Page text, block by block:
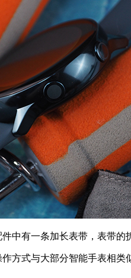
中有一条加长表带，表带的
式与大部分智能手表相类